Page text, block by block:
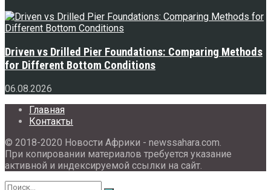
Driven vs Drilled Pier Foundations: Comparing Methods
for Different Bottom Conditions
06.08.2026
Главная
Контакты
© 2018-2020 Новости Африки - newssahara.com.
При копировании материалов требуется указание
активной и индексируемой ссылки на сайт.